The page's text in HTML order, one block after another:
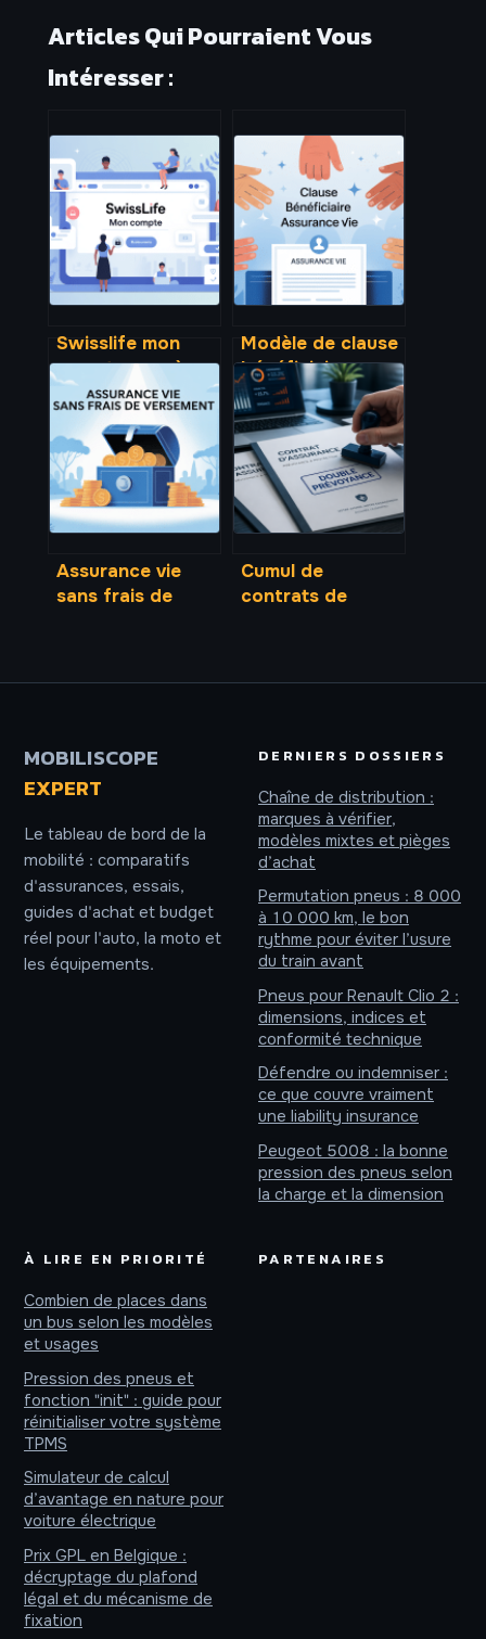
Articles Qui Pourraient Vous
Intéresser :
Swisslife mon
compte : accès,
services en ligne
et sécurité
Modèle de clause
bénéficiaire
assurance vie :
exemples,
options et pièges
à éviter
Assurance vie
sans frais de
Cumul de
contrats de
MOBILISCOPE
EXPERT
Le tableau de bord de la
mobilité : comparatifs
d'assurances, essais,
guides d'achat et budget
réel pour l'auto, la moto et
les équipements.
DERNIERS DOSSIERS
Chaîne de distribution :
marques à vérifier,
modèles mixtes et pièges
d’achat
Permutation pneus : 8 000
à 10 000 km, le bon
rythme pour éviter l’usure
du train avant
Pneus pour Renault Clio 2 :
dimensions, indices et
conformité technique
Défendre ou indemniser :
ce que couvre vraiment
une liability insurance
Peugeot 5008 : la bonne
pression des pneus selon
la charge et la dimension
À LIRE EN PRIORITÉ
Combien de places dans
un bus selon les modèles
et usages
Pression des pneus et
fonction "init" : guide pour
réinitialiser votre système
TPMS
Simulateur de calcul
d’avantage en nature pour
voiture électrique
Prix GPL en Belgique :
décryptage du plafond
légal et du mécanisme de
fixation
PARTENAIRES